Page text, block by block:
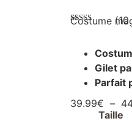
Costume
notations
(10
Gilet
Parfait
39.99€ –
Taille